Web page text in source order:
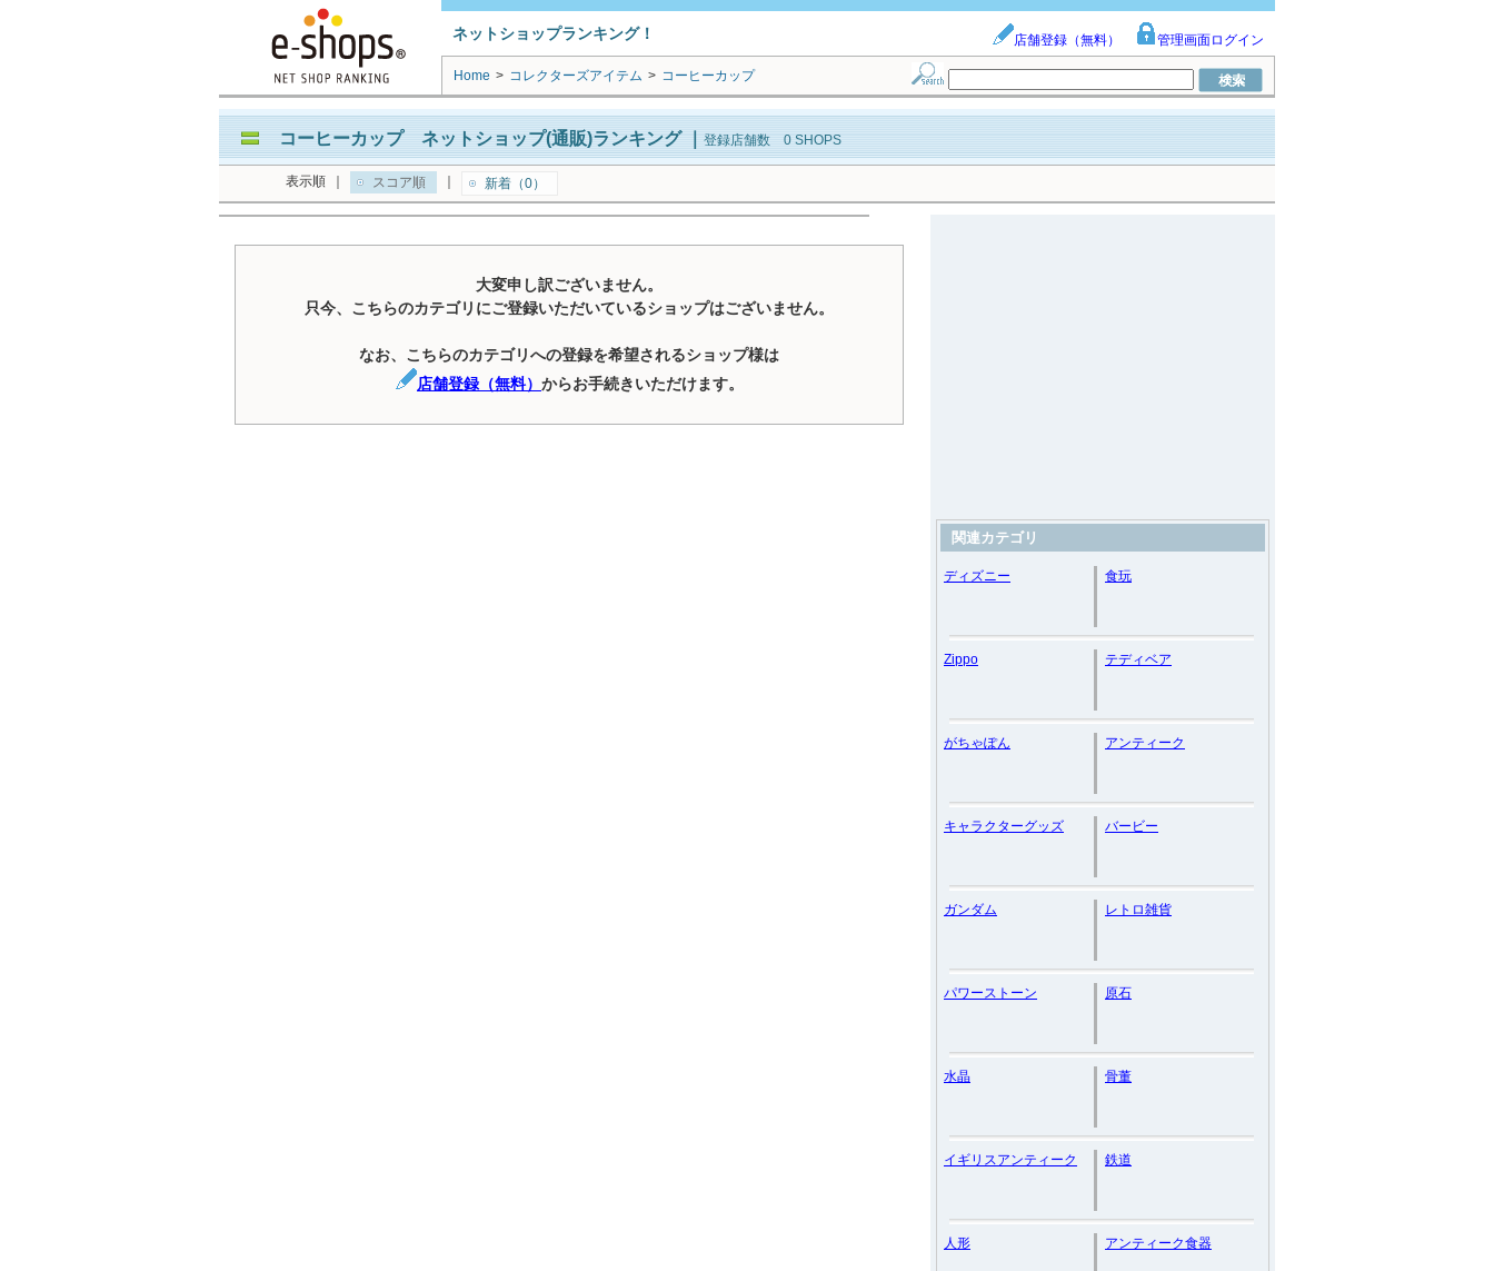
ネットショップランキング！ 店舗登録（無料） 管理画面ログイン
Home > コレクターズアイテム > コーヒーカップ
コーヒーカップ ネットショップ(通販)ランキング｜ 登録店舗数 0 SHOPS
表示順 スコア順 新着（0）
大変申し訳ございません。
只今、こちらのカテゴリにご登録いただいているショップはございません。
なお、こちらのカテゴリへの登録を希望されるショップ様は
店舗登録（無料） からお手続きいただけます。
関連カテゴリ
ディズニー 食玩
Zippo テディベア
がちゃぽん アンティーク
キャラクターグッズ バービー
ガンダム レトロ雑貨
パワーストーン 原石
水晶 骨董
イギリスアンティーク 鉄道
人形 アンティーク食器